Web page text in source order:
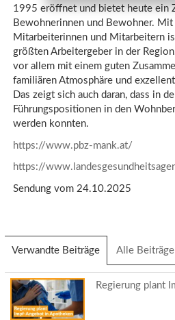
1995 eröffnet und bietet heute ein
Bewohnerinnen und Bewohner.
Mitarbeiterinnen und Mitarbeitern
größten Arbeitergeber in der
vor allem mit einem guten
familiären Atmosphäre und
Das zeigt sich auch daran, dass in
Führungspositionen in den
werden konnten.
https://www.pbz-mank.at/
https://
Sendung vom 24.10.2025
Verwandte Beiträge (aktiver
Reiter)
Alle Beiträge
Regierung plant